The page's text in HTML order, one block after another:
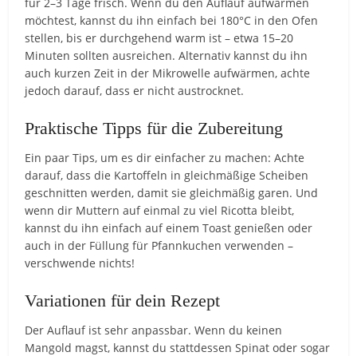
möchtest, kannst du ihn einfach bei 180°C in den Ofen
stellen, bis er durchgehend warm ist – etwa 15–20
Minuten sollten ausreichen. Alternativ kannst du ihn
auch kurzen Zeit in der Mikrowelle aufwärmen, achte
jedoch darauf, dass er nicht austrocknet.
Praktische Tipps für die Zubereitung
Ein paar Tips, um es dir einfacher zu machen: Achte
darauf, dass die Kartoffeln in gleichmäßige Scheiben
geschnitten werden, damit sie gleichmäßig garen. Und
wenn dir Muttern auf einmal zu viel Ricotta bleibt,
kannst du ihn einfach auf einem Toast genießen oder
auch in der Füllung für Pfannkuchen verwenden –
verschwende nichts!
Variationen für dein Rezept
Der Auflauf ist sehr anpassbar. Wenn du keinen
Mangold magst, kannst du stattdessen Spinat oder sogar